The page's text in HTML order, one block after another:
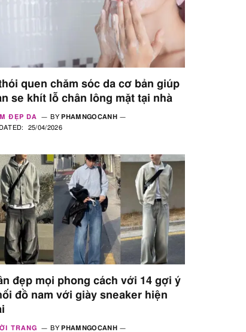
quen chăm sóc da cơ bản giúp
se khít lỗ chân lông mặt tại nhà
ĐẸP DA BY PHAMNGOCANH
25/04/2026
đẹp mọi phong cách với 14 gợi ý
đồ nam với giày sneaker hiện
TRANG BY PHAMNGOCANH